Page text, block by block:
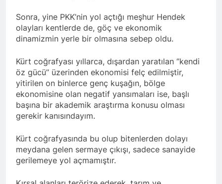
için teşekkür ediyoruz.
HAK-PAR BAŞKANLIK
KURULU; ‘Kürt meselesi
PKK den ibaret değildir.’
1 Yıl Ago
Düzgün KAPLAN,* *Erbil’de
RUDAW’ın düzenlediği
“Ortadoğu’nun Geleceğinde
Belirsizlikler” Formuna
katıldı*
1 Yıl Ago
HAK-PAR Genel Başkanı
Düzgün Kaplan “Hewler
Ortadoğu’nun politik
merkezine dönüşmektedir”
1 Yıl Ago
MEYDANINDA ORTAK
BASIN AÇIKLAMASI YAPTI
1 Yıl Ago
Dünya Anadil Günü’nde HAK-
PAR’ın eski genel başkanı
sayın Kemal Burkay’dan
HAK-PAR Viyana
Sonra, yine PKK’nin yol açtığı meşhur Hendek
olayları kentlerde de, göç ve ekonomik
dinamizmin yerle bir olmasına sebep oldu.
Kürt coğrafyası yıllarca, dışardan yaratılan ‘’kendi
öz gücü’’ üzerinden ekonomisi felç edilmiştir,
yitirilen on binlerce genç kuşağın, bölge
ekonomisine olan negatif yansımaları ise, başlı
başına bir akademik araştırma konusu olması
gerekir kanısındayım.
Kürt coğrafyasında bu olup bitenlerden dolayı
meydana gelen sermaye çıkışı, sadece sanayide
gerilemeye yol açmamıştır.